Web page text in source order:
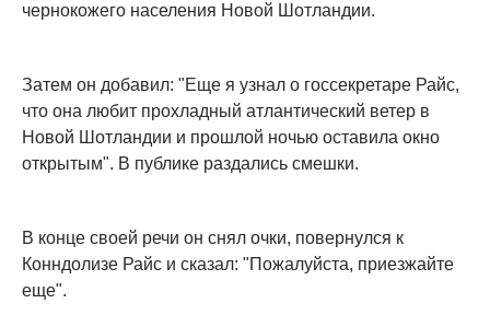
чернокожего населения Новой Шотландии.
Затем он добавил: "Еще я узнал о госсекретаре Райс,
что она любит прохладный атлантический ветер в
Новой Шотландии и прошлой ночью оставила окно
открытым". В публике раздались смешки.
В конце своей речи он снял очки, повернулся к
Конндолизе Райс и сказал: "Пожалуйста, приезжайте
еще".